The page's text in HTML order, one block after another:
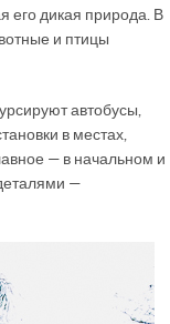
его дикая природа. В
и птицы
автобусы,
в местах,
— в начальном и
—